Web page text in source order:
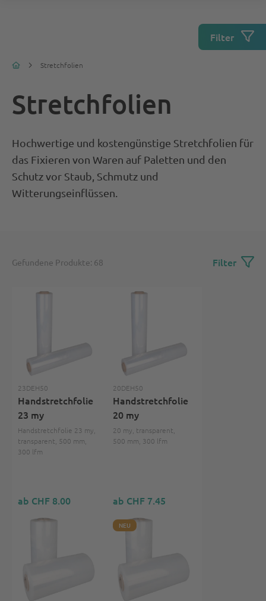
Stretchfolien
Stretchfolien
Hochwertige und kostengünstige Stretchfolien für
das Fixieren von Waren auf Paletten und den
Schutz vor Staub, Schmutz und
Witterungseinflüssen.
Filter
Gefundene Produkte: 68 Filter
23DEH50
Handstretchfolie
23 my
Handstretchfolie 23 my,
transparent, 500 mm,
300 lfm
ab CHF 8.00
20DEH50
Handstretchfolie
20 my
20 my, transparent,
500 mm, 300 lfm
ab CHF 7.45
NEU